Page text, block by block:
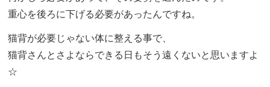
重心を後ろに下げる必要があったんですね。
猫背が必要じゃない体に整える事で、
猫背さんとさよならできる日もそう遠くないと思いますよ
☆